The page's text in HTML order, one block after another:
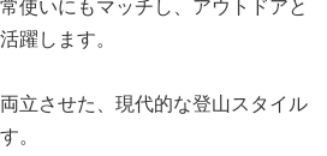
使いにもマッチし、アウトドアと
躍します。
立させた、現代的な登山スタイル
。